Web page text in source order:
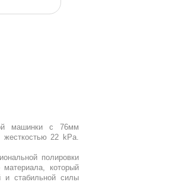
машинки с 76мм
22 kPa.
полировки
материала, который
и стабильной силы